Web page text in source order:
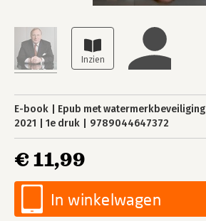
E-book Epub met watermerkbeveiliging
2021
1e druk 9789044647372
€ 11,99
In winkelwagen